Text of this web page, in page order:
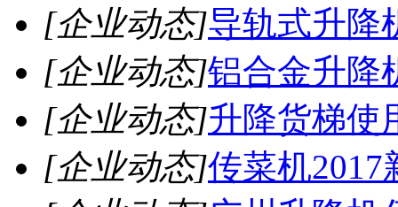
[企业动态]导轨式升降
[企业动态]铝合金升降
[企业动态]升降货梯使
[企业动态]传菜机2017